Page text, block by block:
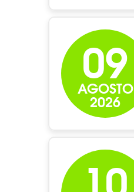
09
AGOSTO
2026